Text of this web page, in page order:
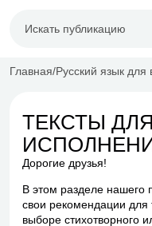
Главная Русский язык для
ТЕКСТЫ
Дорогие друзья!
В этом разделе нашего
свои рекомендации для
выборе стихотворного